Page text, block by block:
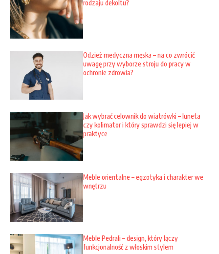
rodzaju dekoltu?
Odzież medyczna męska – na co zwrócić
uwagę przy wyborze stroju do pracy w
ochronie zdrowia?
Jak wybrać celownik do wiatrówki – luneta
czy kolimator i który sprawdzi się lepiej w
praktyce
Meble orientalne – egzotyka i charakter we
wnętrzu
Meble Pedrali – design, który łączy
funkcjonalność z włoskim stylem